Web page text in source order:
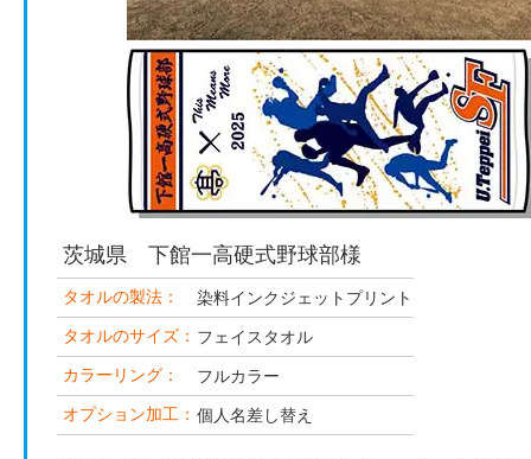
茨城県 下館一高硬式野球部様
タオルの製法：
染料インクジェットプリント
タオルのサイズ： フェイスタオル
カラーリング：
フルカラー
オプション加工： 個人名差し替え